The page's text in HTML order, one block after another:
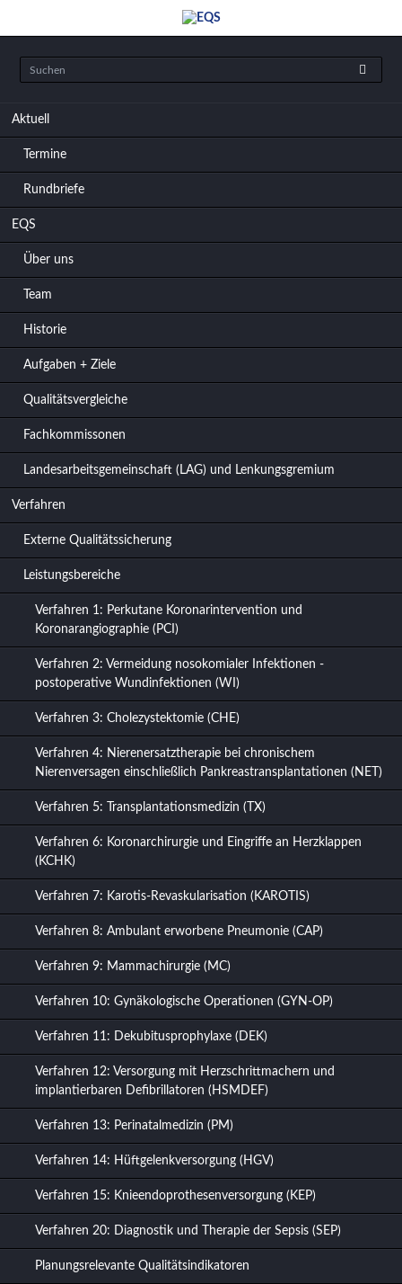
Navigation
Aktuell
Termine
Rundbriefe
EQS
Über uns
Team
Historie
Aufgaben + Ziele
Qualitätsvergleiche
Fachkommissonen
Landesarbeitsgemeinschaft (LAG) und Lenkungsgremium
Verfahren
Externe Qualitätssicherung
Leistungsbereiche
Verfahren 1: Perkutane Koronarintervention und
Koronarangiographie (PCI)
Verfahren 2: Vermeidung nosokomialer Infektionen -
postoperative Wundinfektionen (WI)
Verfahren 3: Cholezystektomie (CHE)
Verfahren 4: Nierenersatztherapie bei chronischem
Nierenversagen einschließlich Pankreastransplantationen (NET)
Verfahren 5: Transplantationsmedizin (TX)
Verfahren 6: Koronarchirurgie und Eingriffe an Herzklappen
(KCHK)
Verfahren 7: Karotis-Revaskularisation (KAROTIS)
Verfahren 8: Ambulant erworbene Pneumonie (CAP)
Verfahren 9: Mammachirurgie (MC)
Verfahren 10: Gynäkologische Operationen (GYN-OP)
Verfahren 11: Dekubitusprophylaxe (DEK)
Verfahren 12: Versorgung mit Herzschrittmachern und
implantierbaren Defibrillatoren (HSMDEF)
Verfahren 13: Perinatalmedizin (PM)
Verfahren 14: Hüftgelenkversorgung (HGV)
Verfahren 15: Knieendoprothesenversorgung (KEP)
Verfahren 20: Diagnostik und Therapie der Sepsis (SEP)
Planungsrelevante Qualitätsindikatoren